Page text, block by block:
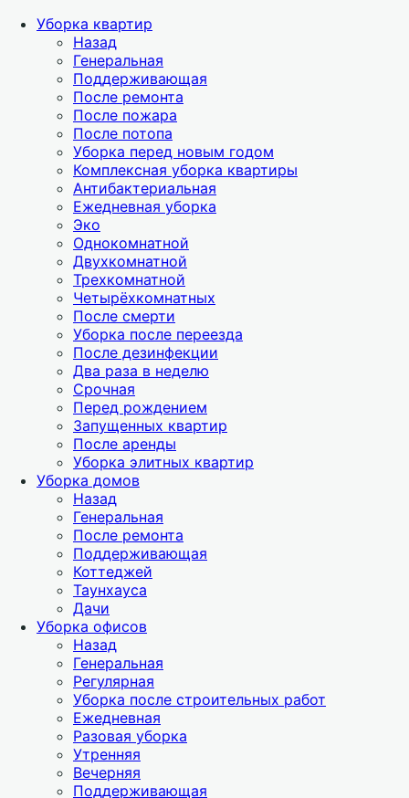
Уборка квартир
Назад
Генеральная
Поддерживающая
После ремонта
После пожара
После потопа
Уборка перед новым годом
Комплексная уборка квартиры
Антибактериальная
Ежедневная уборка
Эко
Однокомнатной
Двухкомнатной
Трехкомнатной
Четырёхкомнатных
После смерти
Уборка после переезда
После дезинфекции
Два раза в неделю
Срочная
Перед рождением
Запущенных квартир
После аренды
Уборка элитных квартир
Уборка домов
Назад
Генеральная
После ремонта
Поддерживающая
Коттеджей
Таунхауса
Дачи
Уборка офисов
Назад
Генеральная
Регулярная
Уборка после строительных работ
Ежедневная
Разовая уборка
Утренняя
Вечерняя
Поддерживающая